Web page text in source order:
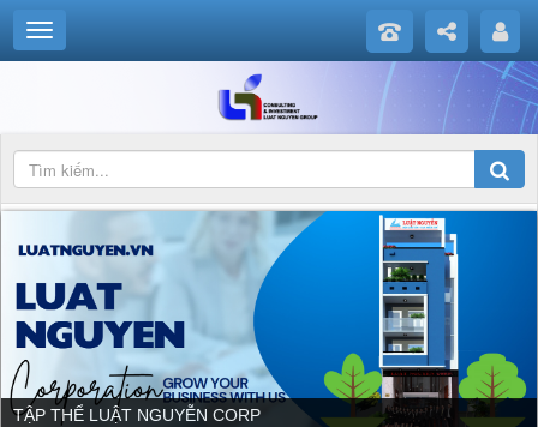
TẬP THỂ LUẬT NGUYỄN CORP